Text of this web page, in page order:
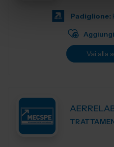
Padiglione:
Vai alla